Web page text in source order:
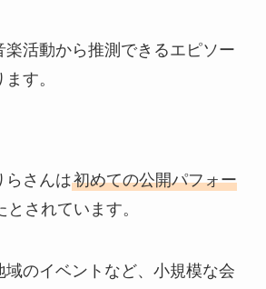
楽活動から推測できるエピソー
す。
らさんは初めての公開パフォー
されています。
域のイベントなど、小規模な会